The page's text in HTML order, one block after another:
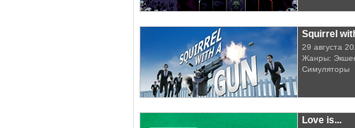
Squirrel
29 августа
Жанры:
Симуляторы
Love is...